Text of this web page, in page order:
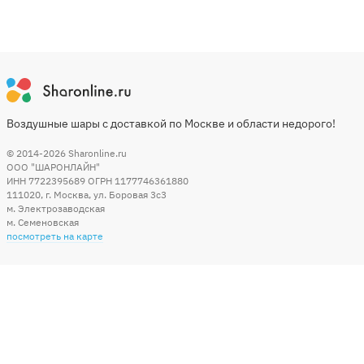
Воздушные шары с доставкой по Москве и области недорого!
© 2014-2026 Sharonline.ru
ООО "ШАРОНЛАЙН"
ИНН 7722395689 ОГРН 1177746361880
111020, г. Москва, ул. Боровая 3c3
м. Электрозаводская
м. Семеновская
посмотреть на карте